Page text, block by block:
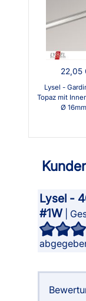
22,05
Lysel -
Topaz mit
Ø
Lysel -
#1W |